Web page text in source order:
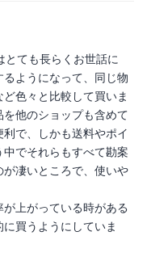
とても長らくお世話に
ようになって、同じ物
色々と比較して買いま
他のショップも含めて
で、しかも送料やポイ
でそれらもすべて勘案
が凄いところで、使いや
上がっている時がある
買うようにしていま